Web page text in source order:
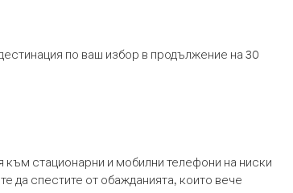
по ваш избор в продължение на 30
стационарни и мобилни телефони на ниски
да спестите от обажданията, които вече